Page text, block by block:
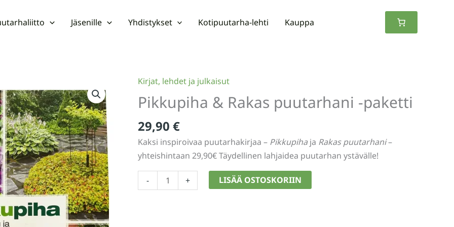
Jäsenille Yhdistykset Kotipuutarha-lehti Kauppa
Kirjat, lehdet ja julkaisut
Pikkupiha & Rakas puutarhani -paketti
29,90 €
Kaksi inspiroivaa puutarhakirjaa – Pikkupihaja Rakas puutarhani–
yhteishintaan 29,90€ Täydellinen lahjaidea puutarhan ystävälle!
-
Pikkupiha
&
+ LISÄÄ OSTOSKORIIN